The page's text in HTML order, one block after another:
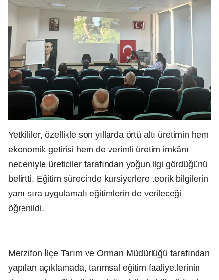
Yetkililer, özellikle son yıllarda örtü altı üretimin hem
ekonomik getirisi hem de verimli üretim imkânı
nedeniyle üreticiler tarafından yoğun ilgi gördüğünü
belirtti. Eğitim sürecinde kursiyerlere teorik bilgilerin
yanı sıra uygulamalı eğitimlerin de verileceği
öğrenildi.
Merzifon İlçe Tarım ve Orman Müdürlüğü tarafından
yapılan açıklamada, tarımsal eğitim faaliyetlerinin